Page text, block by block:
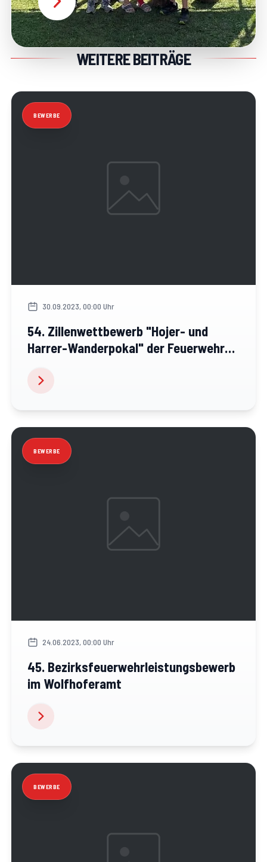
WEITERE BEITRÄGE
BEWERBE
30.09.2023, 00:00 Uhr
54. Zillenwettbewerb "Hojer- und
Harrer-Wanderpokal" der Feuerwehr
BEWERBE
24.06.2023, 00:00 Uhr
45. Bezirksfeuerwehrleistungsbewerb
im Wolfhoferamt
BEWERBE